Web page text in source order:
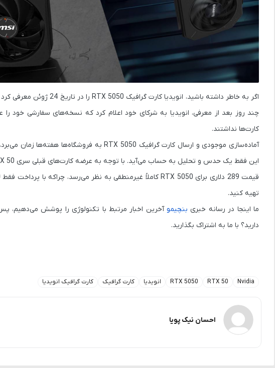
اگر به خاطر داشته باشید، انویدیا کارت گرافیک RTX 5050 را در تاریخ 24 ژوئن معرفی
چند روز بعد از معرفی، انویدیا به شرکای خود اعلام کرد که نسخه‌های سفارشی خود را
کارت‌ها نداشتند.
آماده‌سازی موجودی و ارسال کارت گرافیک RTX 5050 به فروشگاه‌ها
هفته‌ها زمان می‌برد
این فقط یک حدس و تحلیل به حساب می‌آید. با توجه به عرضه کارت‌های قبلی سری RTX 50، چنین شرایطی دور از انتظار نیست.
قیمت 289 دلاری برای RTX 5050
کاملاً غیرمنطقی به نظر می‌رسد، چراکه با پرداخت فقط
تهیه کنید.
ما اینجا در رسانه خبری بنچیمو آخرین اخبار مرتبط با تکنولوژی را پوشش می‌دهیم،
دارید؟ با ما به اشتراک بگذارید.
Nvidia
RTX 50
RTX 5050 انویدیا کارت گرافیک کارت گرافیک انویدیا
احسان نیک پویا